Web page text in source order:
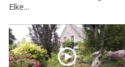
Elke...